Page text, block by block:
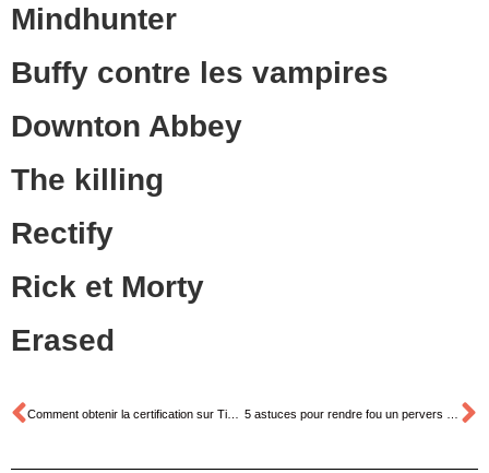
Mindhunter
Buffy contre les vampires
Downton Abbey
The killing
Rectify
Rick et Morty
Erased